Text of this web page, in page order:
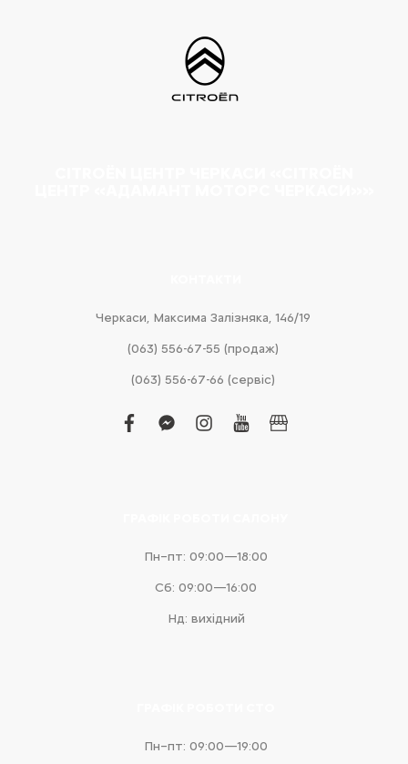
Черкаси, Максима Залізняка, 146/19
(063) 556-67-55 (продаж)
(063) 556-67-66 (сервіс)
facebook
facebook-
instagram
youtubebusiness
Пн–пт: 09:00—18:00
Сб: 09:00—16:00
Нд: вихідний
Пн–пт: 09:00—19:00